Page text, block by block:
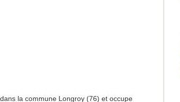
la commune Longroy (76) et occupe